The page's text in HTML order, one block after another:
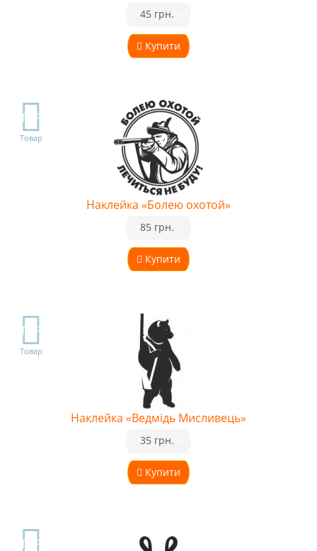
Купити
45 грн.
TOP
Товар
Наклейка «Болею охотой»
Купити
85 грн.
TOP
Товар
Наклейка «Ведмідь Мисливець»
Купити
35 грн.
TOP